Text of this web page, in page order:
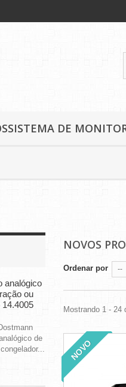
DE
analógico
ou
de
NOVOS
Ordenar por --
Mostrando 1 - 24
NOVO